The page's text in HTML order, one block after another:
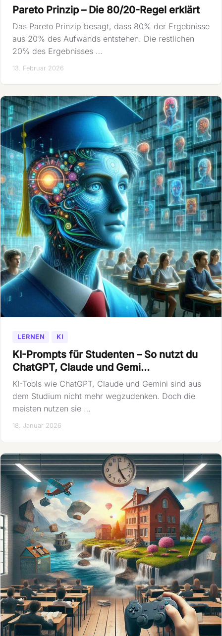
Pareto Prinzip – Die 80/20-Regel erklärt
Das Pareto Prinzip besagt, dass 80% der Ergebnisse
aus 20% des Aufwands entstehen. Die restlichen
20% des Ergebnisses …
13. Februar 2026
LERNEN KI
KI-Prompts für Studenten – So nutzt du
ChatGPT, Claude und Gemi…
KI-Tools wie ChatGPT, Claude und Gemini sind aus
dem Studium nicht mehr wegzudenken. Doch die
meisten nutzen sie …
18. Januar 2026